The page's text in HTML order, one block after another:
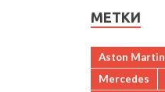
МЕТКИ
Aston Martin
Mercedes